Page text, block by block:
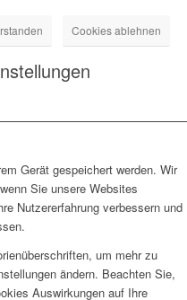
Cookies ablehnen
Gerät gespeichert werden. Wir
Sie unsere Websites
Nutzererfahrung verbessern und
um mehr zu
ändern. Beachten Sie,
Auswirkungen auf Ihre